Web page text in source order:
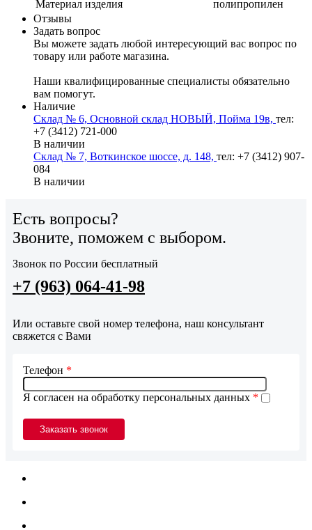
Материал изделия
полипропилен
Отзывы
Задать вопрос
Вы можете задать любой интересующий вас вопрос по
товару или работе магазина.
Наши квалифицированные специалисты обязательно
вам помогут.
Наличие
Склад № 6, Основной склад НОВЫЙ, Пойма 19в, тел:
+7 (3412) 721-000
В наличии
Склад № 7, Воткинское шоссе, д. 148, тел: +7 (3412) 907-
084
В наличии
Есть вопросы?
Звоните, поможем с выбором.
Звонок по России бесплатный
+7 (963) 064-41-98
Или оставьте свой номер телефона, наш консультант
свяжется с Вами
Я согласен на обработку персональных данных *
Телефон *